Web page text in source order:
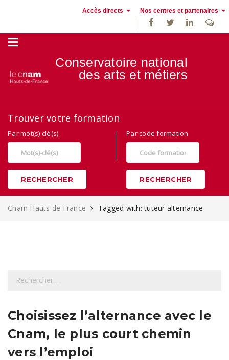
Accès directs Nos centres et partenaires
France
Conservatoire national
des arts et métiers
Trouver votre formation
Par mot(s) clé(s)
RECHERCHER
Par code formation
RECHERCHER
Cnam Hauts de France Tagged with: tuteur alternance
h
r
c
Choisissez l’alternance avec le
Cnam, le plus court chemin
vers l’emploi